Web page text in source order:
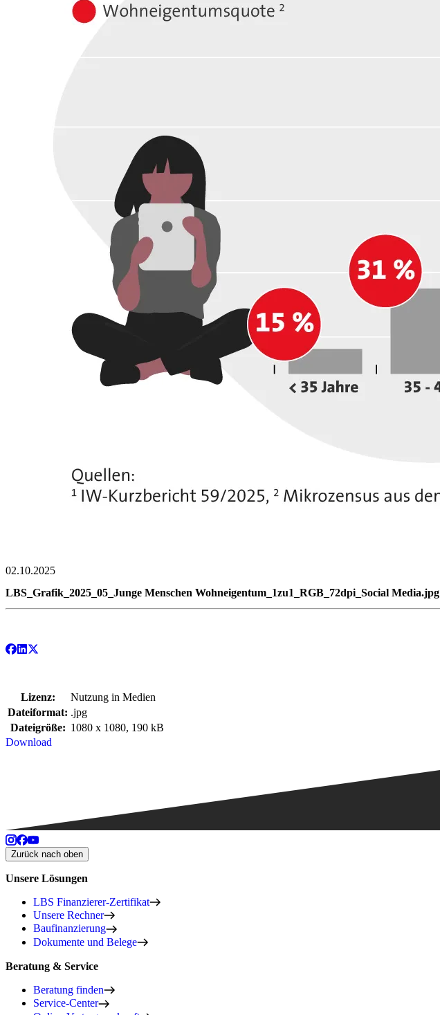
02.10.2025
LBS_Grafik_2025_05_Junge Menschen Wohneigentum_1zu1_RGB_72dpi_Social Media.jpg
Lizenz:
Nutzung in Medien
Dateiformat: .jpg
Dateigröße: 1080 x 1080, 190 kB
Download
Zurück nach oben
Unsere Lösungen
LBS Finanzierer-Zertifikat
Unsere Rechner
Baufinanzierung
Dokumente und Belege
Beratung & Service
Beratung finden
Service-Center